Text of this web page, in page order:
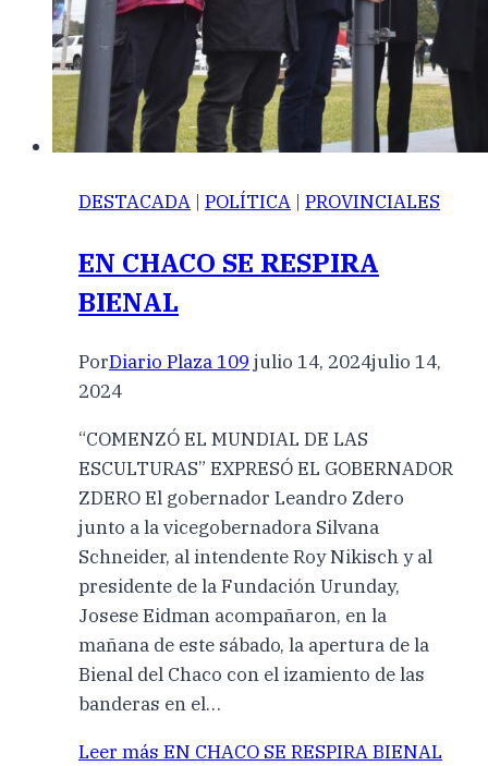
DESTACADA | POLÍTICA | PROVINCIALES
EN CHACO SE RESPIRA
BIENAL
PorDiario Plaza 109 julio 14, 2024julio 14,
2024
“COMENZÓ EL MUNDIAL DE LAS
ESCULTURAS” EXPRESÓ EL GOBERNADOR
ZDERO El gobernador Leandro Zdero
junto a la vicegobernadora Silvana
Schneider, al intendente Roy Nikisch y al
presidente de la Fundación Urunday,
Josese Eidman acompañaron, en la
mañana de este sábado, la apertura de la
Bienal del Chaco con el izamiento de las
banderas en el…
Leer más EN CHACO SE RESPIRA BIENAL